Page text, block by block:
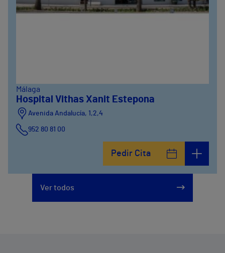
Málaga
Hospital Vithas Xanit Estepona
Avenida Andalucía, 1,2,4
952 80 81 00
Pedir Cita
Ver todos